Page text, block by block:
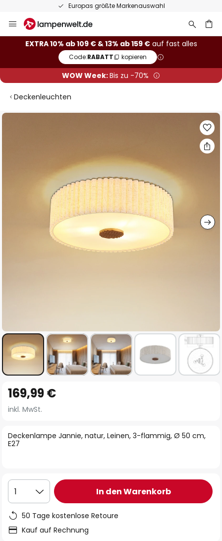
Europas größte Markenauswahl
Inhalt
springen
EXTRA 10% ab 109 € & 13% ab 159 €auf fast alles
Code:RABATT kopieren
WOW Week:Bis zu -70%
Deckenleuchten
Zum
Anfang
der
springen
Deckenlampe Jannie, natur, Leinen, 3-flammig, Ø 50 cm,
E27
169,99 €
inkl. MwSt.
1 In den Warenkorb
50 Tage kostenlose Retoure
Kauf auf Rechnung